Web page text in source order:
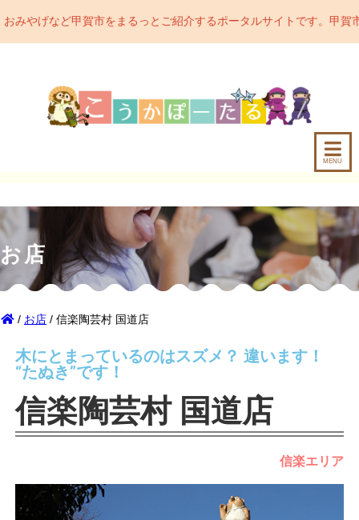
るっとご紹介するポータルサイトです。甲賀市の魅力をどん
MENU
お店
/ お店 / 信楽陶芸村 国道店
木にとまっているのはスズメ？ 違います！
“たぬき”です！
信楽陶芸村 国道店
信楽エリア